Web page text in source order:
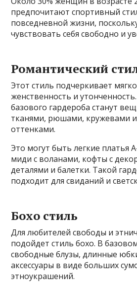
предпочитают спортивный
повседневной жизни,
чувствовать себя свободно и
Романтический
Этот стиль подчеркивает
женственность и
базового гардероба станут
тканями, рюшами, кружевами
оттенками.
Это могут быть легкие платья
миди с воланами, кофты с
деталями и балетки. Такой
подходит для свиданий и
Бохо стиль
Для любителей свободы и
подойдет стиль бохо. В
свободные блузы, длинные
аксессуары в виде больших
этноукрашений.